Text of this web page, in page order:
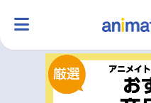
ランキング